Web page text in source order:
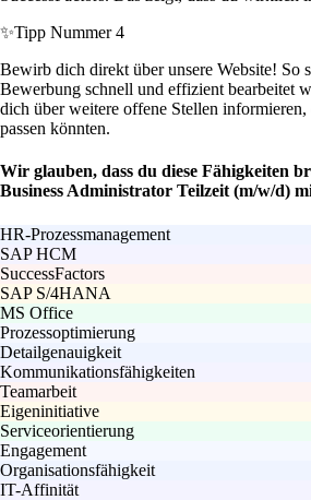
✨Tipp Nummer 4
Bewirb dich direkt über unsere Website! So
Bewerbung schnell und effizient bearbeitet
dich über weitere offene Stellen
passen könnten.
Wir glauben, dass du diese Fähigkeiten
Business Administrator Teilzeit (m/w/d)
HR-Prozessmanagement
SAP HCM
SuccessFactors
SAP S/4HANA
MS Office
Prozessoptimierung
Detailgenauigkeit
Kommunikationsfähigkeiten
Teamarbeit
Eigeninitiative
Serviceorientierung
Engagement
Organisationsfähigkeit
IT-Affinität